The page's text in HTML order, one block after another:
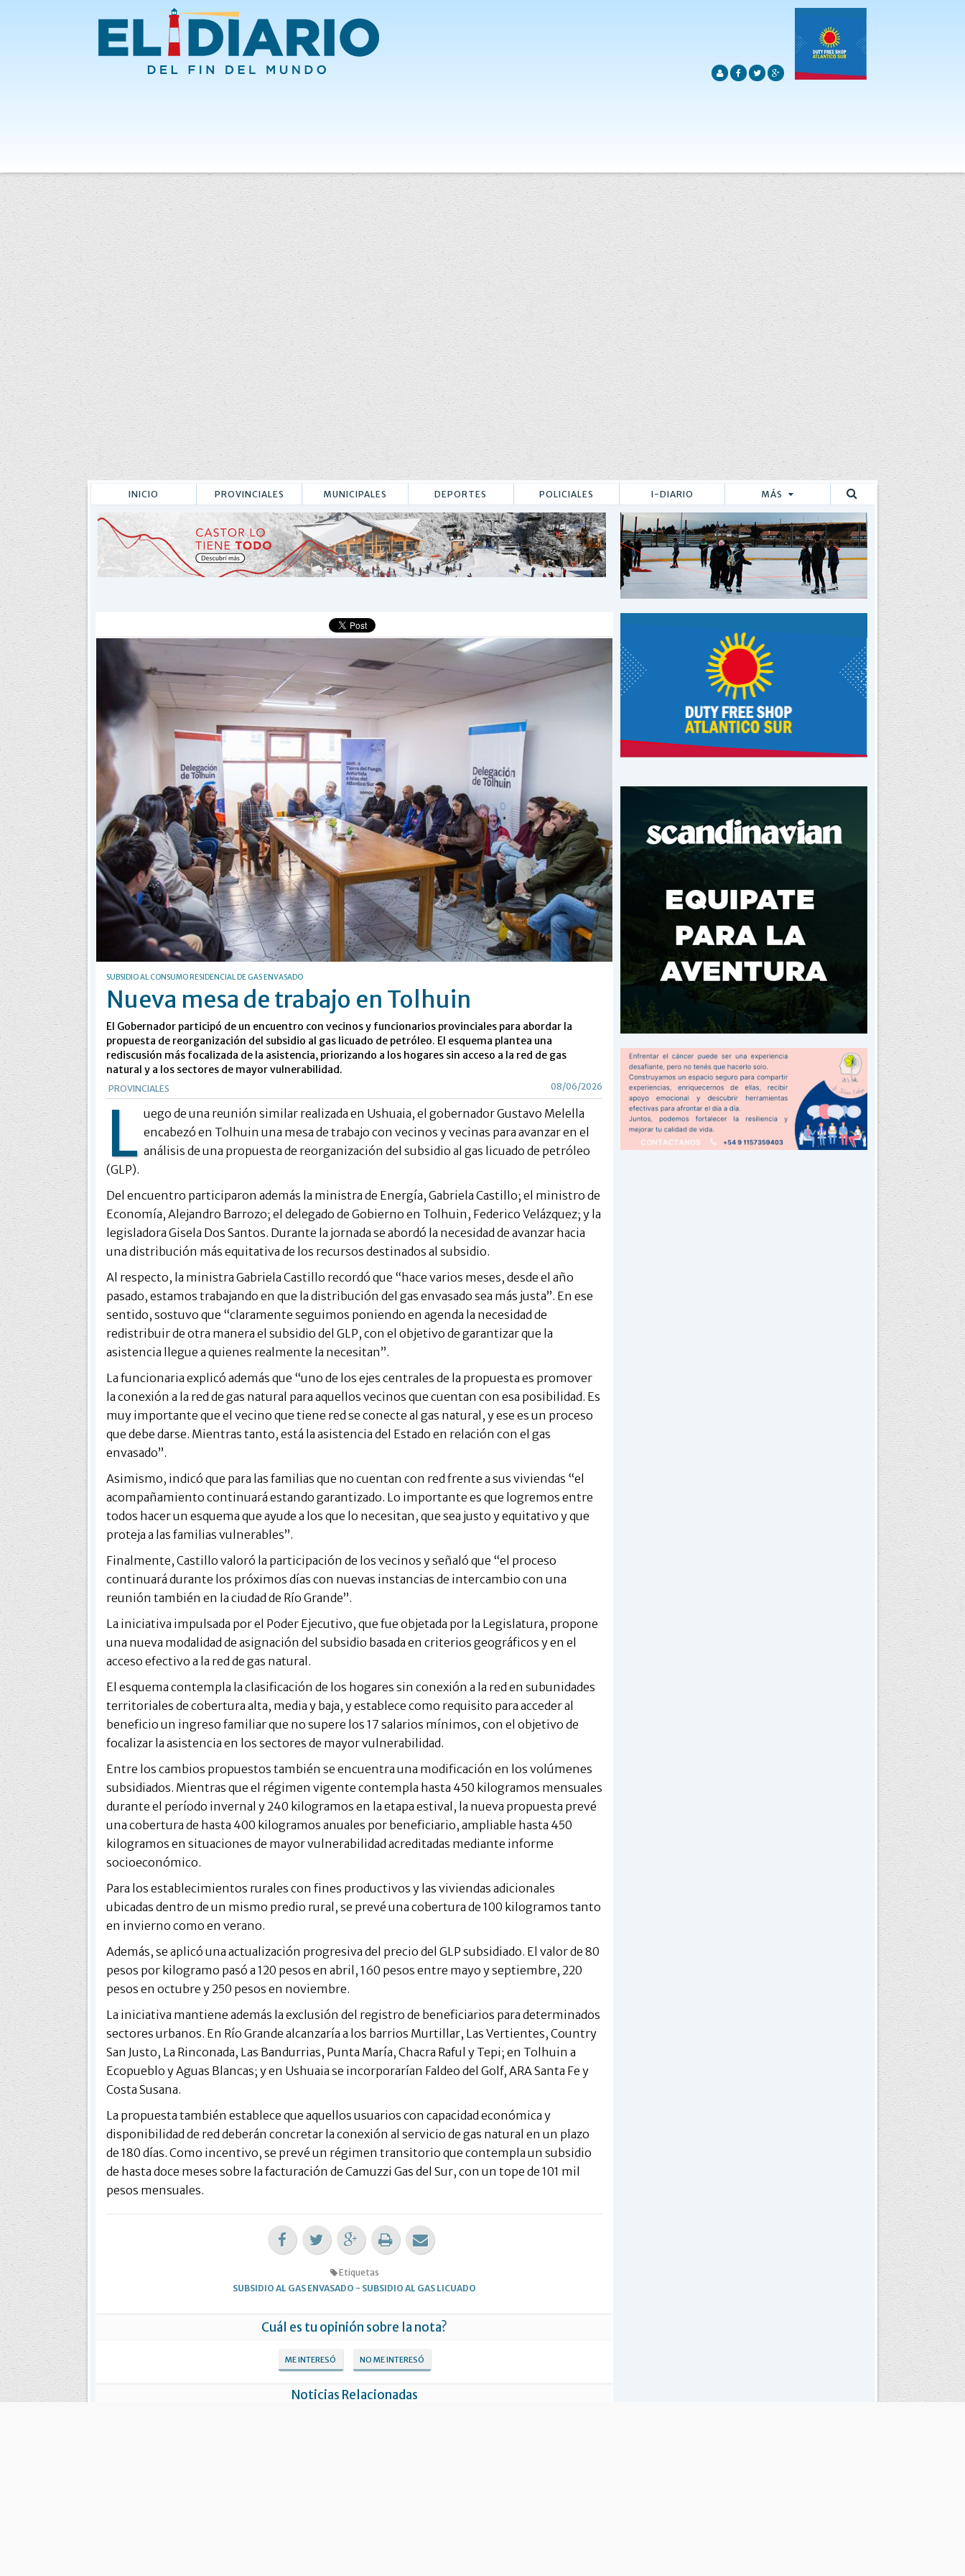
INICIO PROVINCIALES MUNICIPALES DEPORTES POLICIALES I-DIARIO MÁS
Buscar
SUBSIDIO AL CONSUMO RESIDENCIAL DE GAS ENVASADO
Nueva mesa de trabajo en Tolhuin
El Gobernador participó de un encuentro con vecinos y funcionarios provinciales para abordar la
propuesta de reorganización del subsidio al gas licuado de petróleo. El esquema plantea una
rediscusión más focalizada de la asistencia, priorizando a los hogares sin acceso a la red de gas
natural y a los sectores de mayor vulnerabilidad.
PROVINCIALES 08/06/2026
L uego de una reunión similar realizada en Ushuaia, el gobernador Gustavo Melella
encabezó en Tolhuin una mesa de trabajo con vecinos y vecinas para avanzar en el
análisis de una propuesta de reorganización del subsidio al gas licuado de petróleo
(GLP).
Del encuentro participaron además la ministra de Energía, Gabriela Castillo; el ministro de
Economía, Alejandro Barrozo; el delegado de Gobierno en Tolhuin, Federico Velázquez; y la
legisladora Gisela Dos Santos. Durante la jornada se abordó la necesidad de avanzar hacia
una distribución más equitativa de los recursos destinados al subsidio.
Al respecto, la ministra Gabriela Castillo recordó que “hace varios meses, desde el año
pasado, estamos trabajando en que la distribución del gas envasado sea más justa”. En ese
sentido, sostuvo que “claramente seguimos poniendo en agenda la necesidad de
redistribuir de otra manera el subsidio del GLP, con el objetivo de garantizar que la
asistencia llegue a quienes realmente la necesitan”.
La funcionaria explicó además que “uno de los ejes centrales de la propuesta es promover
la conexión a la red de gas natural para aquellos vecinos que cuentan con esa posibilidad. Es
muy importante que el vecino que tiene red se conecte al gas natural, y ese es un proceso
que debe darse. Mientras tanto, está la asistencia del Estado en relación con el gas
envasado”.
Asimismo, indicó que para las familias que no cuentan con red frente a sus viviendas “el
acompañamiento continuará estando garantizado. Lo importante es que logremos entre
todos hacer un esquema que ayude a los que lo necesitan, que sea justo y equitativo y que
proteja a las familias vulnerables”.
Finalmente, Castillo valoró la participación de los vecinos y señaló que “el proceso
continuará durante los próximos días con nuevas instancias de intercambio con una
reunión también en la ciudad de Río Grande”.
La iniciativa impulsada por el Poder Ejecutivo, que fue objetada por la Legislatura, propone
una nueva modalidad de asignación del subsidio basada en criterios geográficos y en el
acceso efectivo a la red de gas natural.
El esquema contempla la clasificación de los hogares sin conexión a la red en subunidades
territoriales de cobertura alta, media y baja, y establece como requisito para acceder al
beneficio un ingreso familiar que no supere los 17 salarios mínimos, con el objetivo de
focalizar la asistencia en los sectores de mayor vulnerabilidad.
Entre los cambios propuestos también se encuentra una modificación en los volúmenes
subsidiados. Mientras que el régimen vigente contempla hasta 450 kilogramos mensuales
durante el período invernal y 240 kilogramos en la etapa estival, la nueva propuesta prevé
una cobertura de hasta 400 kilogramos anuales por beneficiario, ampliable hasta 450
kilogramos en situaciones de mayor vulnerabilidad acreditadas mediante informe
socioeconómico.
Para los establecimientos rurales con fines productivos y las viviendas adicionales
ubicadas dentro de un mismo predio rural, se prevé una cobertura de 100 kilogramos tanto
en invierno como en verano.
Además, se aplicó una actualización progresiva del precio del GLP subsidiado. El valor de 80
pesos por kilogramo pasó a 120 pesos en abril, 160 pesos entre mayo y septiembre, 220
pesos en octubre y 250 pesos en noviembre.
La iniciativa mantiene además la exclusión del registro de beneficiarios para determinados
sectores urbanos. En Río Grande alcanzaría a los barrios Murtillar, Las Vertientes, Country
San Justo, La Rinconada, Las Bandurrias, Punta María, Chacra Raful y Tepi; en Tolhuin a
Ecopueblo y Aguas Blancas; y en Ushuaia se incorporarían Faldeo del Golf, ARA Santa Fe y
Costa Susana.
La propuesta también establece que aquellos usuarios con capacidad económica y
disponibilidad de red deberán concretar la conexión al servicio de gas natural en un plazo
de 180 días. Como incentivo, se prevé un régimen transitorio que contempla un subsidio
de hasta doce meses sobre la facturación de Camuzzi Gas del Sur, con un tope de 101 mil
pesos mensuales.
Etiquetas
SUBSIDIO AL GAS ENVASADO - SUBSIDIO AL GAS LICUADO
Cuál es tu opinión sobre la nota?
ME INTERESÓ NO ME INTERESÓ
Noticias Relacionadas